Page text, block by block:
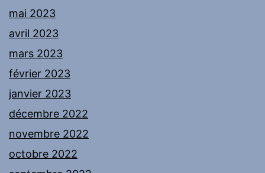
mai 2023
avril 2023
mars 2023
février 2023
janvier 2023
décembre 2022
novembre 2022
octobre 2022